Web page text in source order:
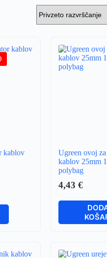
kablov
Ugreen ovoj
kablov 25mm
polybag
4,43 €